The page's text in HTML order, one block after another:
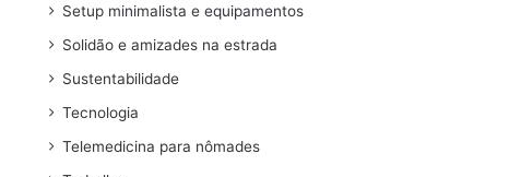
Setup minimalista e equipamentos
Solidão e amizades na estrada
Sustentabilidade
Tecnologia
Telemedicina para nômades